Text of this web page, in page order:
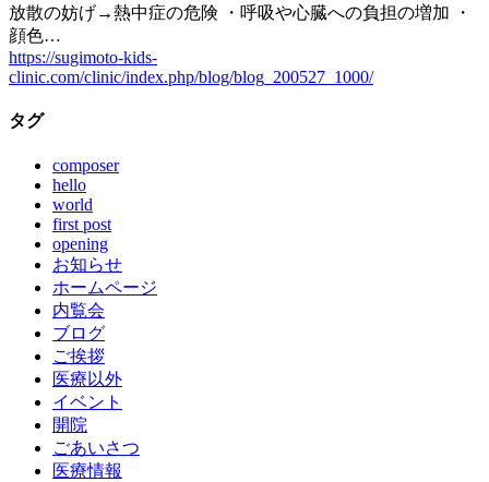
放散の妨げ→熱中症の危険 ・呼吸や心臓への負担の増加 ・
顔色…
https://sugimoto-kids-
clinic.com/clinic/index.php/blog/blog_200527_1000/
タグ
composer
hello
world
first post
opening
お知らせ
ホームページ
内覧会
ブログ
ご挨拶
医療以外
イベント
開院
ごあいさつ
医療情報